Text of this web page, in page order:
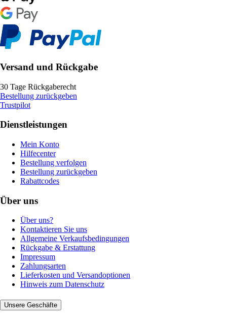
Versand und Rückgabe
30 Tage Rückgaberecht
Bestellung zurückgeben
Trustpilot
Dienstleistungen
Mein Konto
Hilfecenter
Bestellung verfolgen
Bestellung zurückgeben
Rabattcodes
Über uns
Über uns?
Kontaktieren Sie uns
Allgemeine Verkaufsbedingungen
Rückgabe & Erstattung
Impressum
Zahlungsarten
Lieferkosten und Versandoptionen
Hinweis zum Datenschutz
Unsere Geschäfte